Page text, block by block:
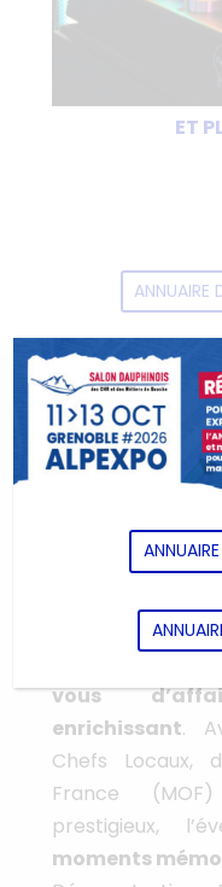
ET
ANNUAIRE
3 JOURS
DE
Le salon
vous
enrichissant.
Chefs Locaux,
France
prestigieux,
moments